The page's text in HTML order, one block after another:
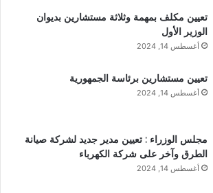
تعيين مكلف بمهمة وثلاثة مستشارين بديوان
الوزير الأول
أغسطس 14, 2024
تعيين مستشارين برئاسة الجمهورية
أغسطس 14, 2024
مجلس الوزراء : تعيين مدير جديد لشركة صيانة
الطرق وآخر على شركة الكهرباء
أغسطس 14, 2024